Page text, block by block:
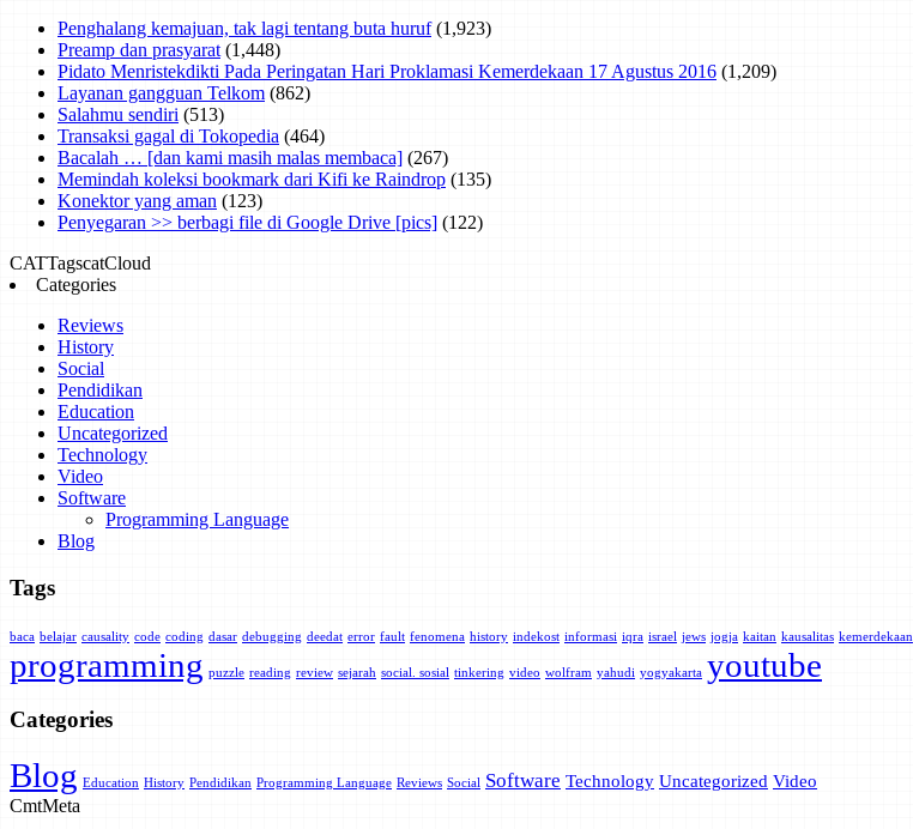
Penghalang kemajuan, tak lagi tentang buta huruf (1,923)
Preamp dan prasyarat (1,448)
Pidato Menristekdikti Pada Peringatan Hari Proklamasi Kemerdekaan 17 Agustus 2016 (1,209)
Layanan gangguan Telkom (862)
Salahmu sendiri (513)
Transaksi gagal di Tokopedia (464)
Bacalah … [dan kami masih malas membaca] (267)
Memindah koleksi bookmark dari Kifi ke Raindrop (135)
Konektor yang aman (123)
Penyegaran >> berbagi file di Google Drive [pics] (122)
CATTagscatCloud
Categories
Reviews
History
Social
Pendidikan
Education
Uncategorized
Technology
Video
Software
Programming Language
Blog
Tags
baca belajar causality code coding dasar debugging deedat error fault fenomena history indekost informasi iqra israel jews jogja kaitan kausalitas kemerdekaan
programming puzzle reading review sejarah social. sosial tinkering video wolfram yahudi yogyakarta youtube
Categories
Blog Education History Pendidikan Programming Language Reviews Social Software Technology Uncategorized Video
CmtMeta